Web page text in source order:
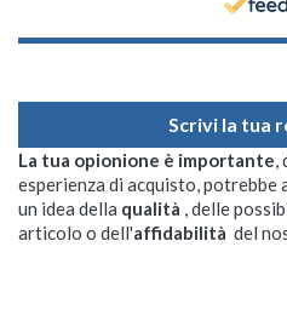
Scrivi la tua
La tua opionione è importante,
esperienza di acquisto,
un idea della qualità , delle
articolo o dell'affidabilità del